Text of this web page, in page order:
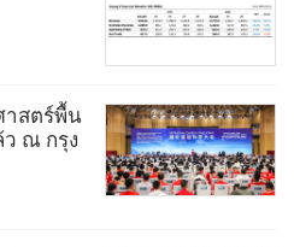
าสตร์พื้น
ณ กรุง